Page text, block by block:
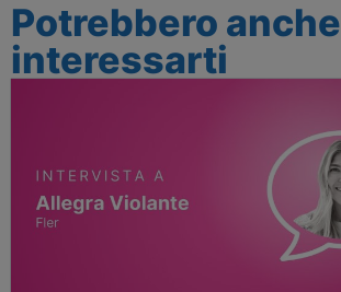
Potrebbero anche
interessarti